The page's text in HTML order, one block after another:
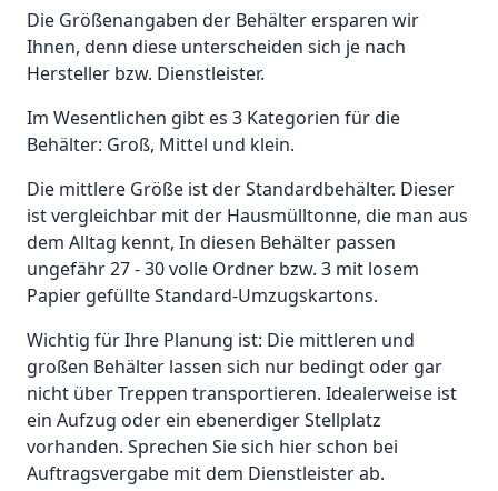
Die Größenangaben der Behälter ersparen wir
Ihnen, denn diese unterscheiden sich je nach
Hersteller bzw. Dienstleister.
Im Wesentlichen gibt es 3 Kategorien für die
Behälter: Groß, Mittel und klein.
Die mittlere Größe ist der Standardbehälter. Dieser
ist vergleichbar mit der Hausmülltonne, die man aus
dem Alltag kennt, In diesen Behälter passen
ungefähr 27 - 30 volle Ordner bzw. 3 mit losem
Papier gefüllte Standard-Umzugskartons.
Wichtig für Ihre Planung ist: Die mittleren und
großen Behälter lassen sich nur bedingt oder gar
nicht über Treppen transportieren. Idealerweise ist
ein Aufzug oder ein ebenerdiger Stellplatz
vorhanden. Sprechen Sie sich hier schon bei
Auftragsvergabe mit dem Dienstleister ab.